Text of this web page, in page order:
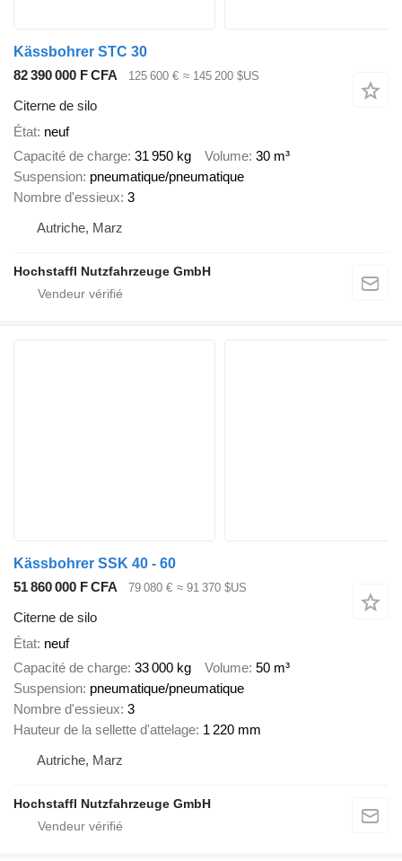
Kässbohrer STC 30
82 390 000 F CFA
125 600 € ≈ 145 200 $US
Citerne de silo
État neuf
Capacité de charge 31 950 kg Volume 30 m³
Suspension pneumatique/pneumatique
Nombre d'essieux 3
Autriche, Marz
Hochstaffl Nutzfahrzeuge GmbH
Kässbohrer SSK 40 - 60
51 860 000 F CFA
79 080 € ≈ 91 370 $US
Citerne de silo
État neuf
Capacité de charge 33 000 kg Volume 50 m³
Suspension pneumatique/pneumatique
Nombre d'essieux 3
Hauteur de la sellette d'attelage 1 220 mm
Autriche, Marz
Hochstaffl Nutzfahrzeuge GmbH